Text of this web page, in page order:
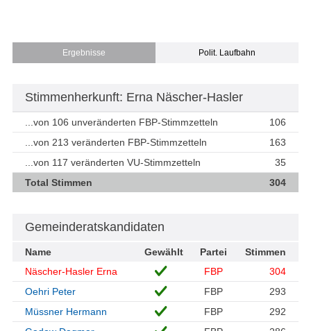
Ergebnisse Polit. Laufbahn
Stimmenherkunft: Erna Näscher-Hasler
...von 106 unveränderten FBP-Stimmzetteln
106
...von 213 veränderten FBP-Stimmzetteln
163
...von 117 veränderten VU-Stimmzetteln
35
Total Stimmen
304
Gemeinderatskandidaten
Name Gewählt Partei
Stimmen
Näscher-Hasler Erna
FBP
304
Oehri Peter
FBP
293
Müssner Hermann
FBP
292